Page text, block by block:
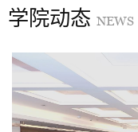
学院动态 NEWS